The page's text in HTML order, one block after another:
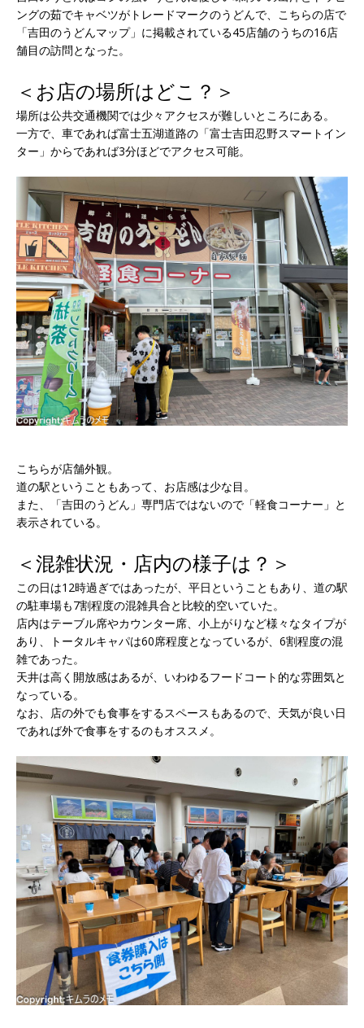
ングの茹でキャベツがトレードマークのうどんで、こちらの店で
「吉田のうどんマップ」に掲載されている45店舗のうちの16店
舗目の訪問となった。
＜お店の場所はどこ？＞
場所は公共交通機関では少々アクセスが難しいところにある。
一方で、車であれば富士五湖道路の「富士吉田忍野スマートイン
ター」からであれば3分ほどでアクセス可能。
こちらが店舗外観。
道の駅ということもあって、お店感は少な目。
また、「吉田のうどん」専門店ではないので「軽食コーナー」と
表示されている。
＜混雑状況・店内の様子は？＞
この日は12時過ぎではあったが、平日ということもあり、道の駅
の駐車場も7割程度の混雑具合と比較的空いていた。
店内はテーブル席やカウンター席、小上がりなど様々なタイプが
あり、トータルキャパは60席程度となっているが、6割程度の混
雑であった。
天井は高く開放感はあるが、いわゆるフードコート的な雰囲気と
なっている。
なお、店の外でも食事をするスペースもあるので、天気が良い日
であれば外で食事をするのもオススメ。